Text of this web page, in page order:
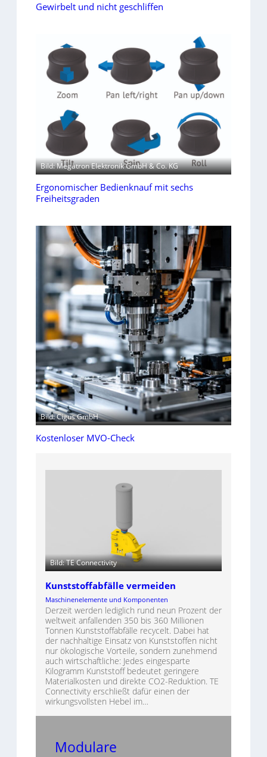
Gewirbelt und nicht geschliffen
Bild: Megatron Elektronik GmbH & Co. KG
Ergonomischer Bedienknauf mit sechs
Freiheitsgraden
Bild: Cigus GmbH
Kostenloser MVO-Check
Bild: TE Connectivity
Kunststoffabfälle vermeiden
Maschinenelemente und Komponenten
Derzeit werden lediglich rund neun Prozent der
weltweit anfallenden 350 bis 360 Millionen
Tonnen Kunststoffabfälle recycelt. Dabei hat
der nachhaltige Einsatz von Kunststoffen nicht
nur ökologische Vorteile, sondern zunehmend
auch wirtschaftliche: Jedes eingesparte
Kilogramm Kunststoff bedeutet geringere
Materialkosten und direkte CO2-Reduktion. TE
Connectivity erschließt dafür einen der
wirkungsvollsten Hebel im…
Modulare